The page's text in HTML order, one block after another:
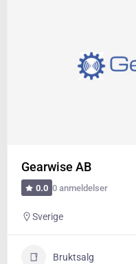
Gearwise AB
0.0 0 anmeldelser
Sverige
Bruktsalg